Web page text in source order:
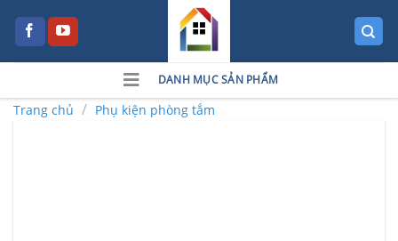
DANH MỤC SẢN PHẨM
Trang chủ / Phụ kiện phòng tắm